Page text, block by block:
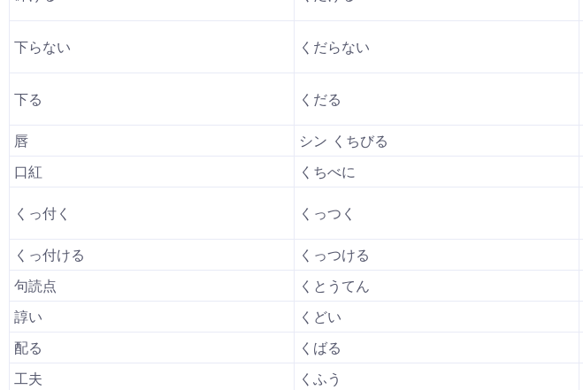
下らない くだらない
下る くだる
唇
シン くちびる
口紅
くちべに
くっ付く くっつく
くっ付ける
くっつける
句読点
くとうてん
諄い
くどい
配る
くばる
工夫
くふう